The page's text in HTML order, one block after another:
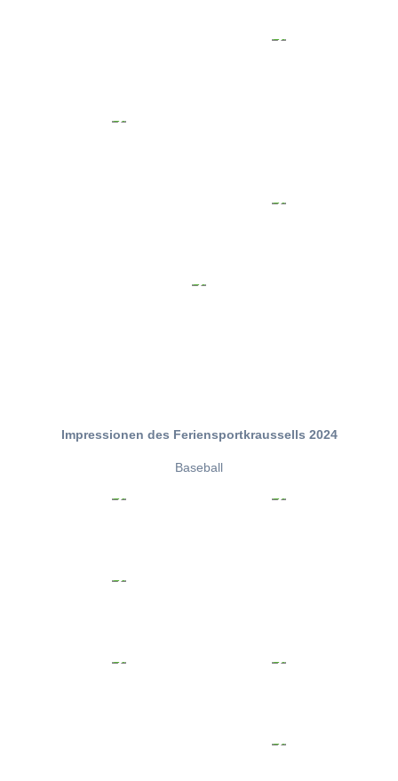
Impressionen des Feriensportkraussells 2024
Baseball